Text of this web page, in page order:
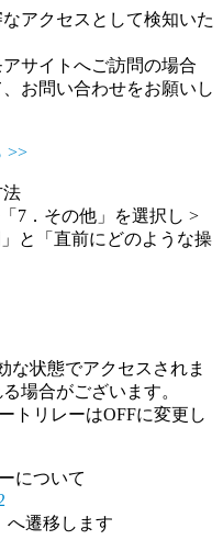
アクセスとして検知いた
サイトへご訪問の場合
お問い合わせをお願いし
>>
法
7．その他」を選択し >
と「直前にどのような操
な状態でアクセスされま
場合がございます。
トリレーはOFFに変更し
について
へ遷移します